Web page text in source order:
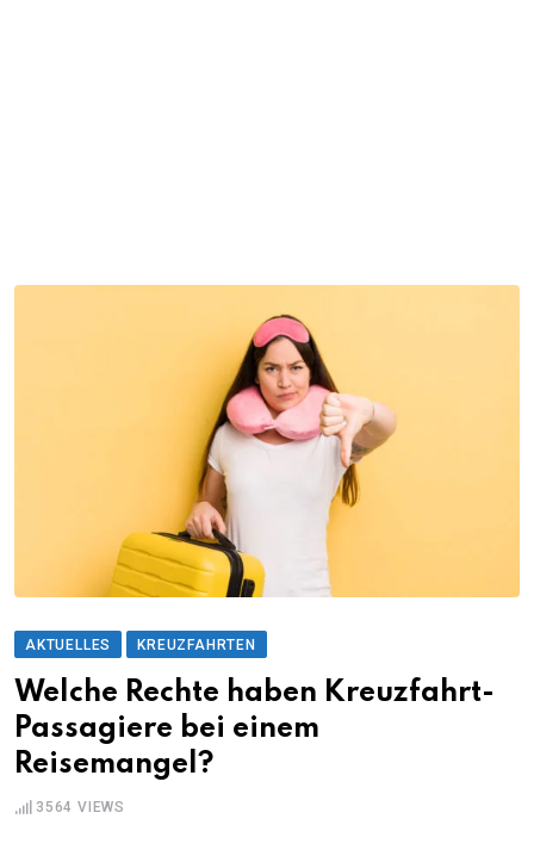
AKTUELLES KREUZFAHRTEN
Welche Rechte haben Kreuzfahrt-
Passagiere bei einem
Reisemangel?
3564 VIEWS